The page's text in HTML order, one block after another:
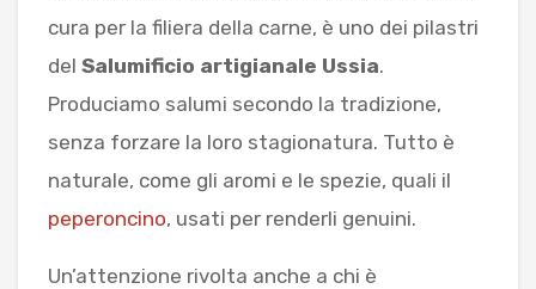
cura per la filiera della carne, è uno dei pilastri
del Salumificio artigianale Ussia.
Produciamo salumi secondo la tradizione,
senza forzare la loro stagionatura. Tutto è
naturale, come gli aromi e le spezie, quali il
peperoncino, usati per renderli genuini.
Un’attenzione rivolta anche a chi è